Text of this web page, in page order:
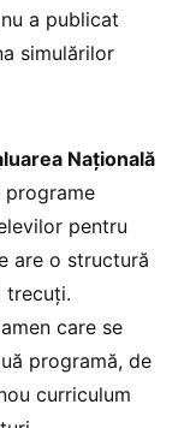
a publicat
simulărilor
Națională
programe
pentru
are o structură
trecuți.
care se
programă, de
curriculum